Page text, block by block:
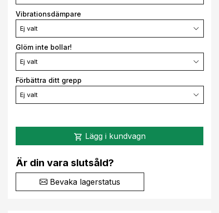
Vibrationsdämpare
Ej valt
Glöm inte bollar!
Ej valt
Förbättra ditt grepp
Ej valt
shopping_cart Lägg i kundvagn
Är din vara slutsåld?
Bevaka lagerstatus